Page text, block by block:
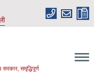
समृद्धिपूर्ण